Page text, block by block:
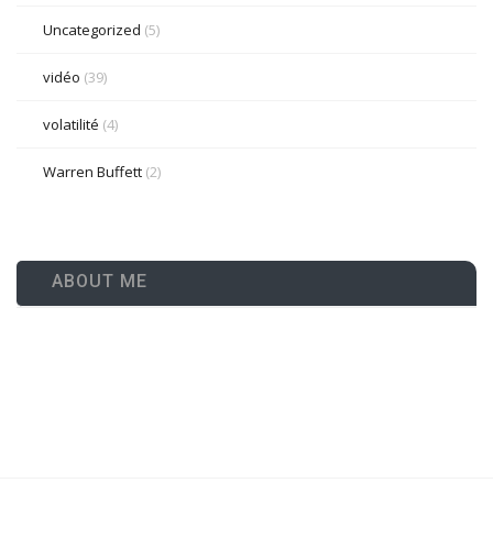
Uncategorized (5)
vidéo (39)
volatilité (4)
Warren Buffett (2)
ABOUT ME